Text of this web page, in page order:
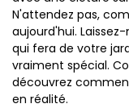
N'attendez pas,
aujourd'hui.
qui fera de votre
vraiment spécial.
découvrez
en réalité.